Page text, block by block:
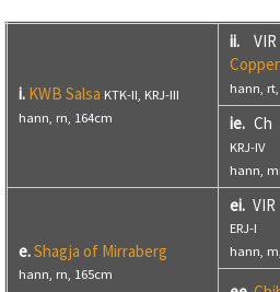
i. KWB Salsa KTK-II, KRJ-III
hann, rn, 164cm
ii.
hann,
ie. Ch
KRJ-IV
hann,
e.Shagja of Mirraberg
hann, rn, 165cm
ei.
ERJ-I
hann,